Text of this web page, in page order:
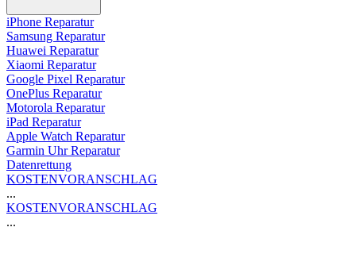
iPhone Reparatur
Samsung Reparatur
Huawei Reparatur
Xiaomi Reparatur
Google Pixel Reparatur
OnePlus Reparatur
Motorola Reparatur
iPad Reparatur
Apple Watch Reparatur
Garmin Uhr Reparatur
Datenrettung
KOSTENVORANSCHLAG
...
KOSTENVORANSCHLAG
...